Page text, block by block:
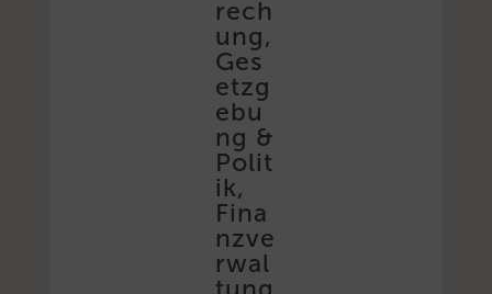
rech
ung,
Ges
etzg
ebu
ng &
Polit
ik,
Fina
nzve
rwal